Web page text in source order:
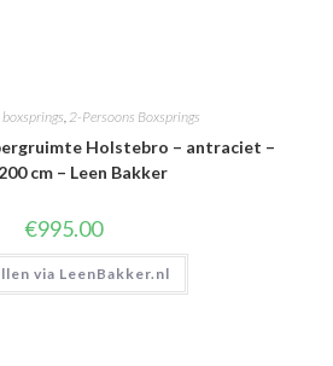
2-Persoons Boxsprings
Holstebro – antraciet –
cm – Leen Bakker
€995.00
via LeenBakker.nl